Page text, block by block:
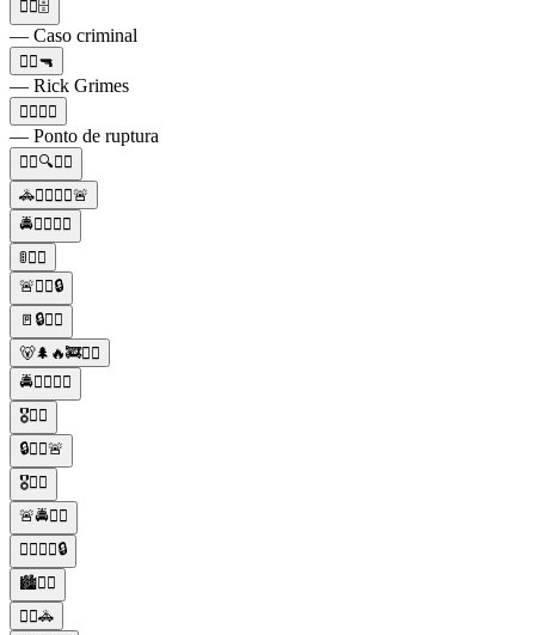
👮‍♂️🗄️
— Caso criminal
👮‍♂️🔫
— Rick Grimes
🏄‍♂️👮‍♂️
— Ponto de ruptura
🕵️‍♀️🔍👮‍♂️
🚓👮‍♂️👮‍♀️🚨
🚔👮‍♂️👮‍♀️
🚦👮‍♂️
🚨👮‍♂️🔒
🚪🔒👮‍♂️
🐻🌲🔥🚒👮‍♂️
🚔👮‍♂️👮‍♀️
🎖️👮‍♂️
🔒👮‍♂️🚨
🎖️👮‍♂️
🚨🚔👮‍♂️
🚶‍♀️👮‍♂️🔒
🏙️👮‍♂️
👮‍♂️🚓